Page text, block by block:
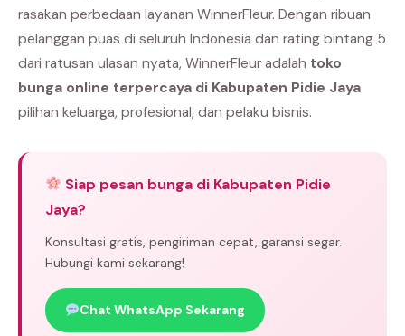
rasakan perbedaan layanan WinnerFleur. Dengan ribuan
pelanggan puas di seluruh Indonesia dan rating bintang 5
dari ratusan ulasan nyata, WinnerFleur adalah toko
bunga online terpercaya di Kabupaten Pidie Jaya
pilihan keluarga, profesional, dan pelaku bisnis.
Siap pesan bunga di Kabupaten Pidie
Jaya?
Konsultasi gratis, pengiriman cepat, garansi segar.
Hubungi kami sekarang!
Chat WhatsApp Sekarang